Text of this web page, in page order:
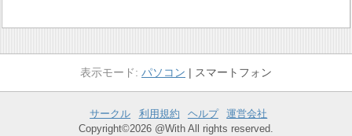
パソコン スマートフォン
サークル 利用規約 ヘルプ
運営会社
Copyright©2026 @With All rights reserved.